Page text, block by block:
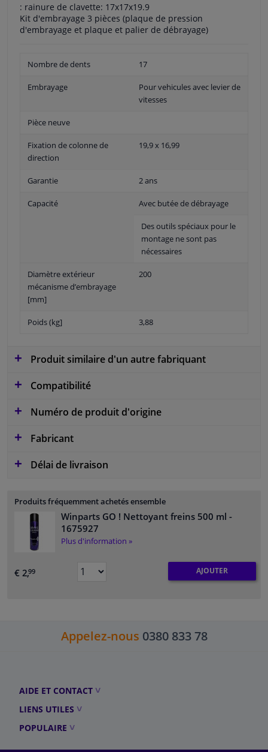
: rainure de clavette: 17x17x19.9
Kit d'embrayage 3 pièces (plaque de pression
d'embrayage et plaque et palier de débrayage)
Nombre de dents 17
Embrayage
Pour vehicules avec levier de
vitesses
Pièce neuve
Fixation de colonne de
direction
19,9 x 16,99
Garantie 2 ans
Capacité Avec butée de débrayage
Des outils spéciaux pour le
montage ne sont pas
nécessaires
Diamètre extérieur
mécanisme d’embrayage
[mm]
200
Poids (kg] 3,88
Produit similaire d'un autre fabriquant
Compatibilité
Numéro de produit d'origine
Fabricant
Délai de livraison
Produits fréquemment achetés ensemble
Winparts GO ! Nettoyant freins 500 ml -
1675927
Plus d'information »
€ 2,99 AJOUTER
Appelez-nous 0380 833 78
AIDE ET CONTACT
LIENS UTILES
POPULAIRE